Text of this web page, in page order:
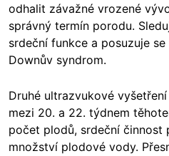
odhalit závažné vrozené
správný termín porodu.
srdeční funkce a posuzuje
Downův syndrom.
Druhé ultrazvukové
mezi 20. a 22. týdnem
počet plodů, srdeční činnost
množství plodové vody.